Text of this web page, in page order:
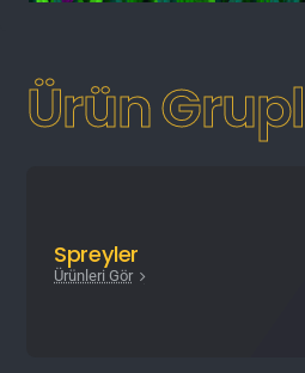
Ürün
Spreyler
Ürünleri Gör